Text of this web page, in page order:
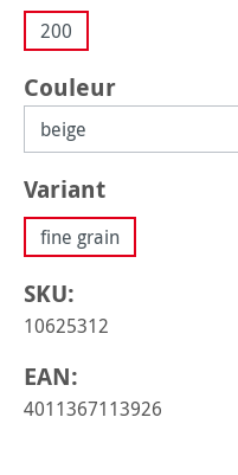
200
Sélectionnez
Couleur
Sélectionnez
Variant
fine grain
SKU:
10625312
EAN:
4011367113926